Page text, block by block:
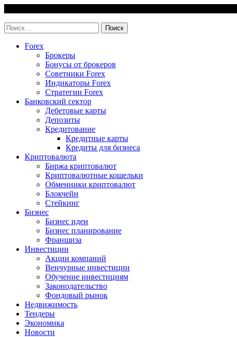
content
Найти:
Forex
Брокеры
Бонусы от брокеров
Советники Forex
Индикаторы Forex
Стратегии Forex
Банковский сектор
Дебетовые карты
Депозиты
Кредитование
Кредитные карты
Кредиты для бизнеса
Криптовалюта
Биржа криптовалют
Криптовалютные кошельки
Обменники криптовалют
Блокчейн
Стейкинг
Бизнес
Бизнес идеи
Бизнес планирование
Франшиза
Инвестиции
Акции компаний
Венчурные инвестиции
Обучение инвестициям
Законодательство
Фондовый рынок
Недвижимость
Тендеры
Экономика
Новости